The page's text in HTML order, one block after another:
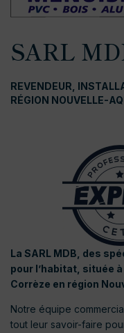
SARL
REVENDEUR,
RÉGION NOUVELLE-
La SARL MDB, des
pour l’habitat, située
Corrèze en région
Notre équipe
tout leur savoir-faire